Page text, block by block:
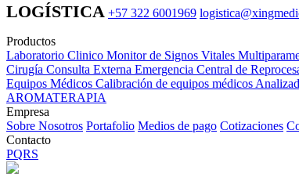
LOGÍSTICA +57 322 6001969
Productos
Laboratorio Clinico Monitor de Signos Vitales
Cirugía Consulta Externa Emergencia Central de
Equipos Médicos Calibración de equipos médicos
AROMATERAPIA
Empresa
Sobre Nosotros Portafolio Medios de pago Cotizaciones
Contacto
PQRS